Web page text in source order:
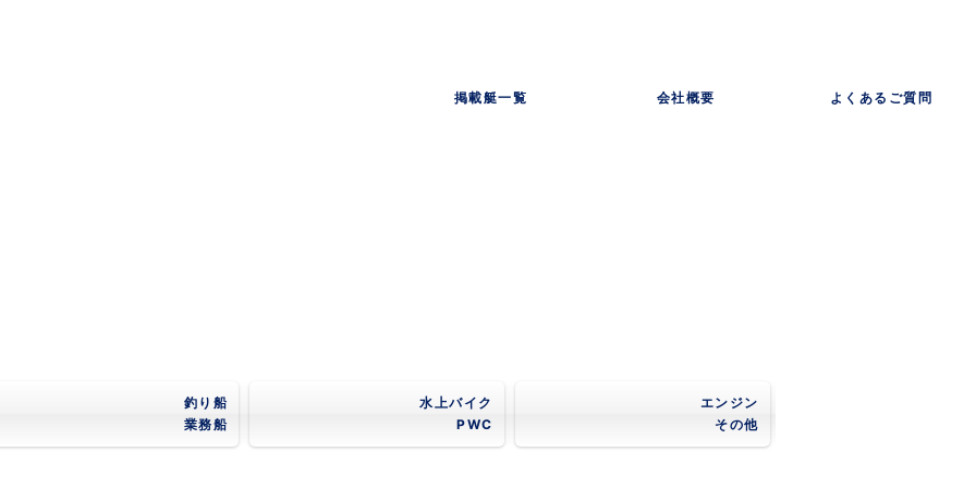
掲載艇一覧 会社概要 よくあるご質問
釣り船
業務船
水上バイク
PWC
エンジン
その他